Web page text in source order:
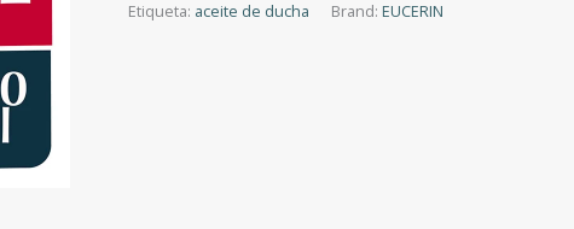
Ducha
Etiqueta: aceite de ducha Brand: EUCERIN